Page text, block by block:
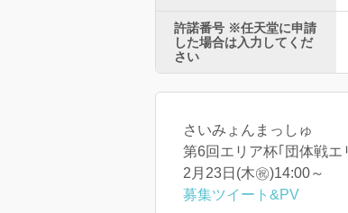
許諾番号 ※任天堂に申請
した場合は入力してくだ
さい
さいみょんまっしゅ
第6回エリア杯｢団体戦エ
2月23日(木㊗)14:00～
募集ツイート&PV